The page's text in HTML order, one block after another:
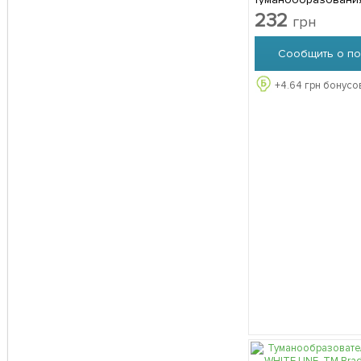
BLACK LINE, ТМ
232 грн
Сообщить о
+4.64 грн